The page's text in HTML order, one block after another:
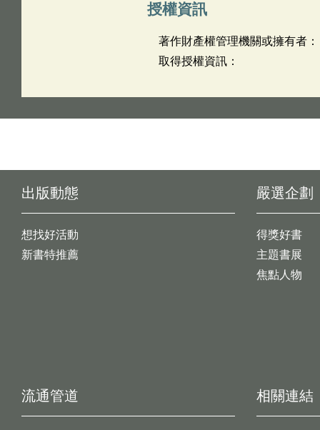
授權資訊
著作財產權管理機關或擁有者：
取得授權資訊：
出版動態
想找好活動
新書特推薦
嚴選企劃
得獎好書
主題書展
焦點人物
流通管道 相關連結